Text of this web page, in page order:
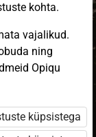
kohta.
vajalikud.
ning
Opiqu
küpsistega